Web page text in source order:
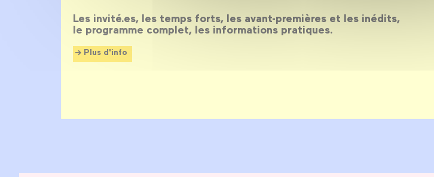
Les invité.es, les temps forts, les avant-premières et les inédits,
le programme complet, les informations pratiques.
Plus d'info